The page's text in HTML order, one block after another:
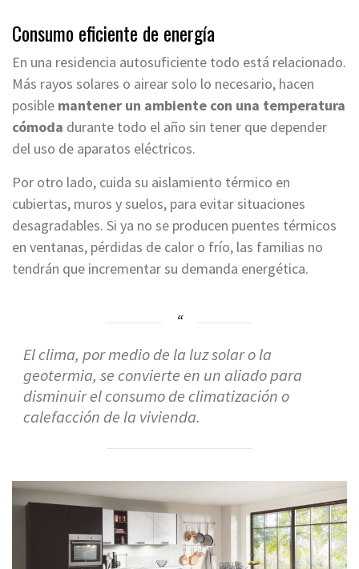
Consumo eficiente de energía
En una residencia autosuficiente todo está relacionado.
Más rayos solares o airear solo lo necesario, hacen
posible mantener un ambiente con una temperatura
cómoda durante todo el año sin tener que depender
del uso de aparatos eléctricos.
Por otro lado, cuida su aislamiento térmico en
cubiertas, muros y suelos, para evitar situaciones
desagradables. Si ya no se producen puentes térmicos
en ventanas, pérdidas de calor o frío, las familias no
tendrán que incrementar su demanda energética.
El clima, por medio de la luz solar o la
geotermia, se convierte en un aliado para
disminuir el consumo de climatización o
calefacción de la vivienda.